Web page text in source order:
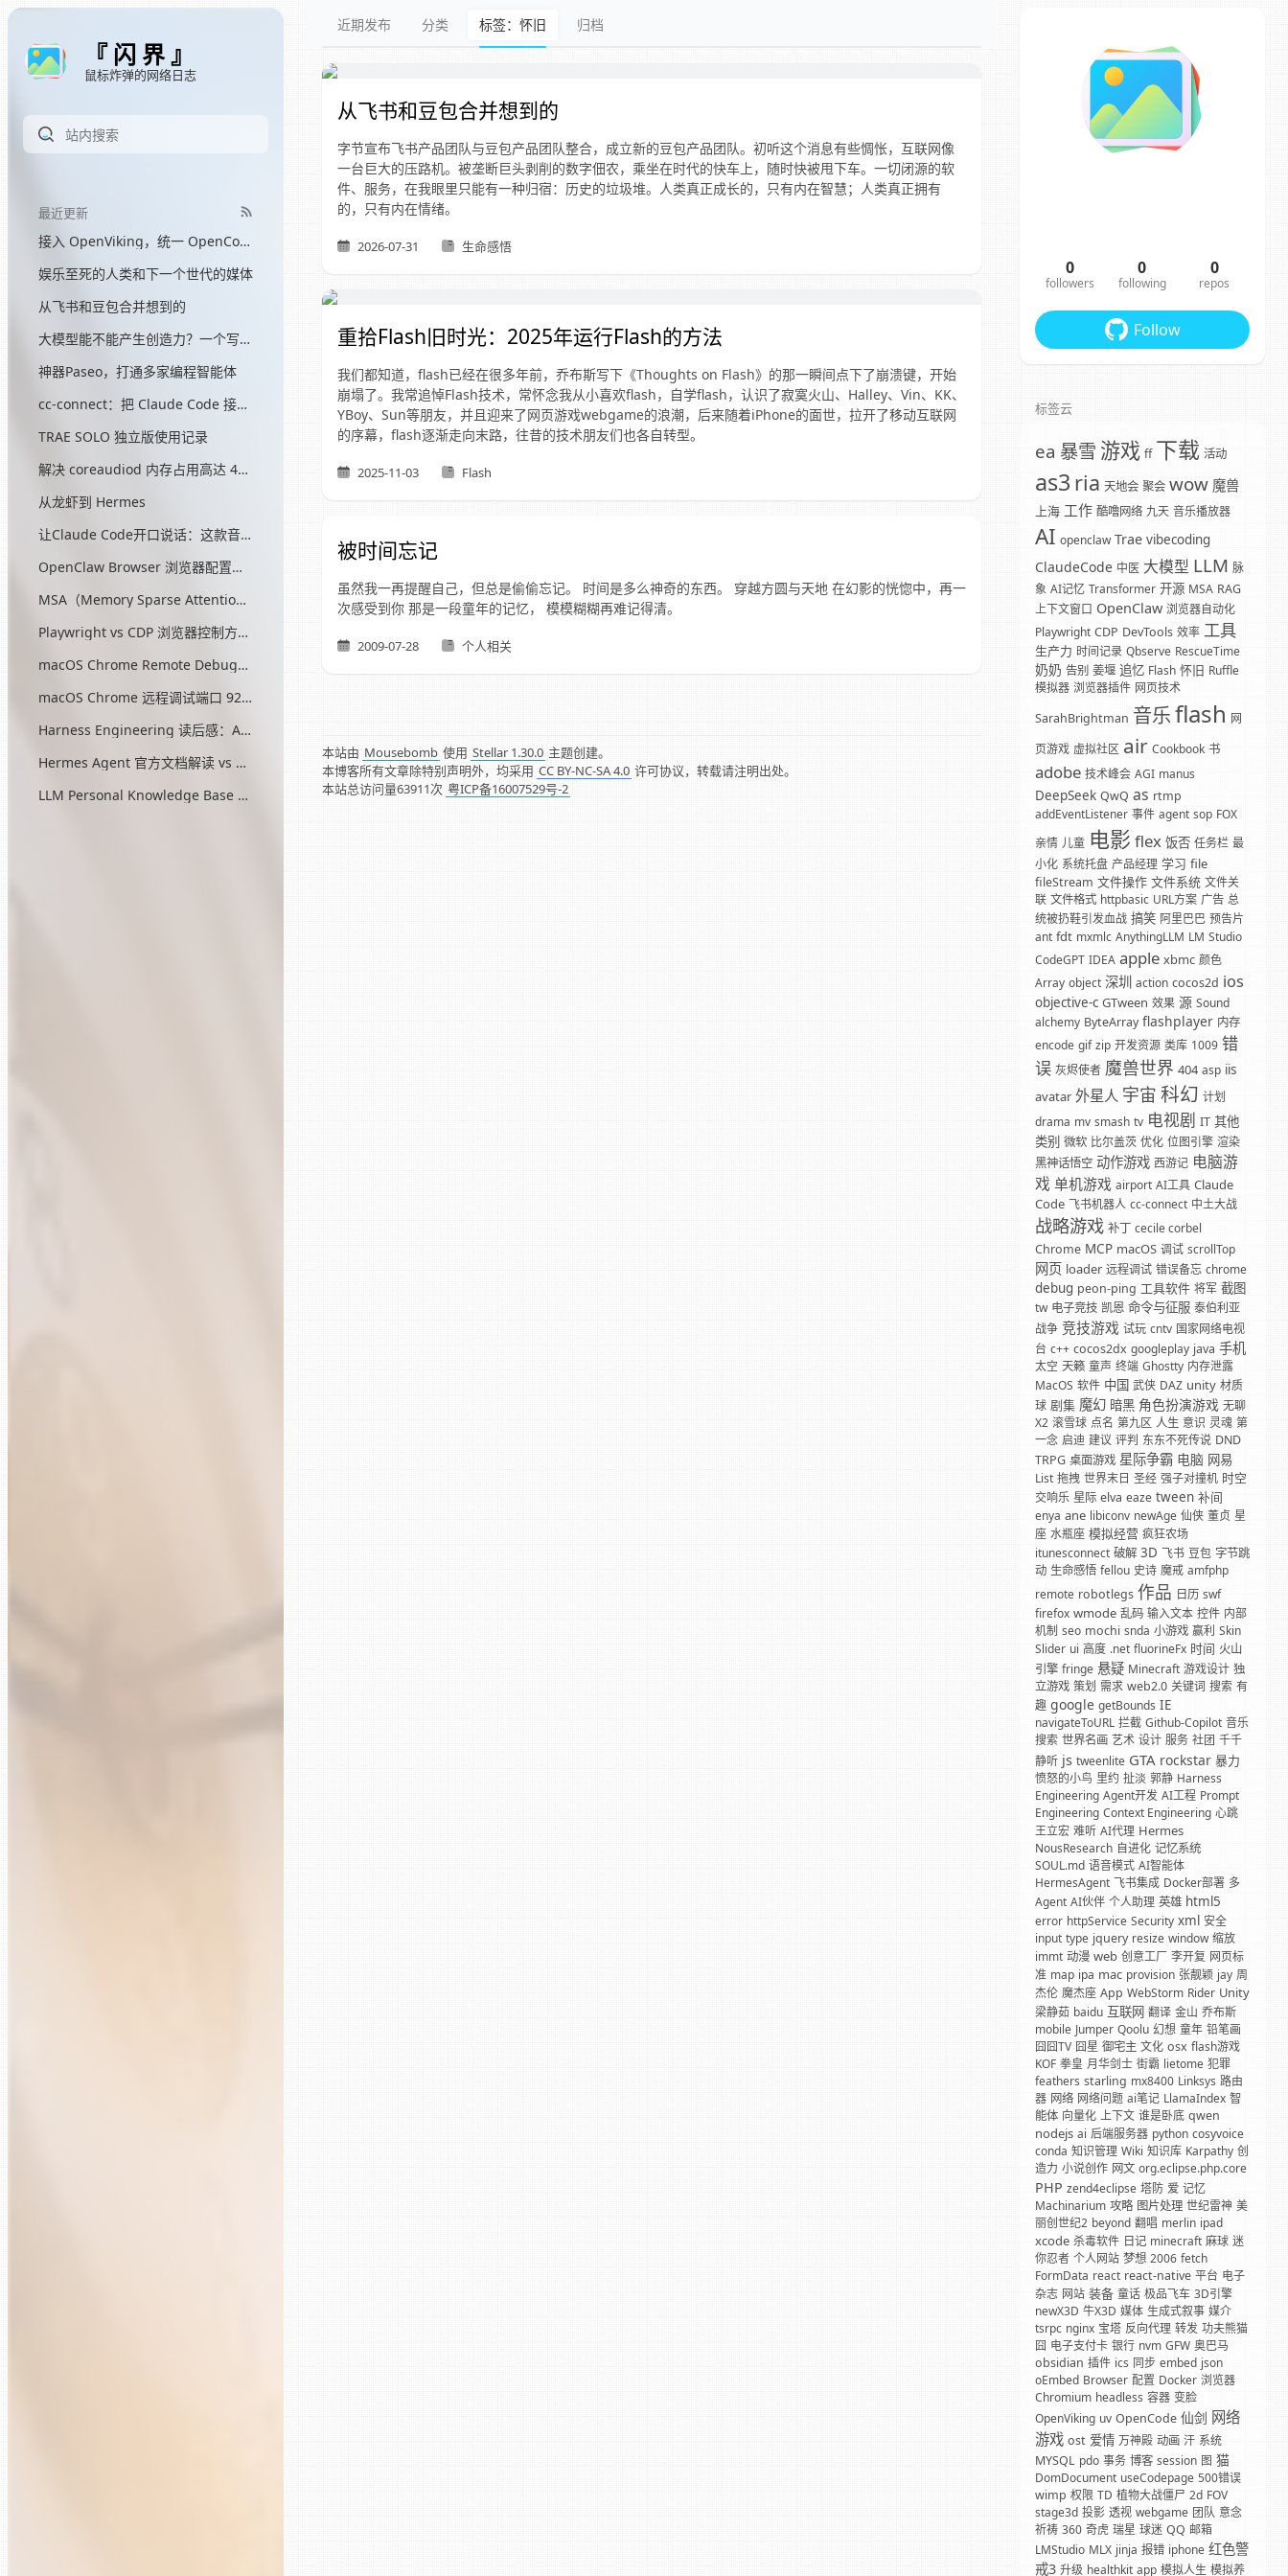
『 闪 界 』
鼠标炸弹的网络日志
最近更新
接入 OpenViking，统一 OpenCode 和 Hermes 的记忆
娱乐至死的人类和下一个世代的媒体
从飞书和豆包合并想到的
大模型能不能产生创造力？一个写了三个月网文的程序员的答案
神器Paseo，打通多家编程智能体
cc-connect：把 Claude Code 接入飞书
TRAE SOLO 独立版使用记录
解决 coreaudiod 内存占用高达 45G 的问题
从龙虾到 Hermes
让Claude Code开口说话：这款音效插件让我把编程玩成了游戏
OpenClaw Browser 浏览器配置指南
MSA（Memory Sparse Attention）— 突破 AI 记忆瓶颈的开源方案
Playwright vs CDP 浏览器控制方式对比
macOS Chrome Remote Debugging 配置
macOS Chrome 远程调试端口 9222 启动问题与最终解决方案
Harness Engineering 读后感：AI工程的第三次范式转移
Hermes Agent 官方文档解读 vs OpenClaw
LLM Personal Knowledge Base Pattern (Karpathy)
近期发布 分类 标签：怀旧 归档
从飞书和豆包合并想到的
字节宣布飞书产品团队与豆包产品团队整合，成立新的豆包产品团队。初听这个消息有些惆怅，互联网像
一台巨大的压路机。被垄断巨头剥削的数字佃农，乘坐在时代的快车上，随时快被甩下车。一切闭源的软
件、服务，在我眼里只能有一种归宿：历史的垃圾堆。人类真正成长的，只有内在智慧；人类真正拥有
的，只有内在情绪。
2026-07-31 生命感悟
重拾Flash旧时光：2025年运行Flash的方法
我们都知道，flash已经在很多年前，乔布斯写下《Thoughts on Flash》的那一瞬间点下了崩溃键，开始
崩塌了。我常追悼Flash技术，常怀念我从小喜欢flash，自学flash，认识了寂寞火山、Halley、Vin、KK、
YBoy、Sun等朋友，并且迎来了网页游戏webgame的浪潮，后来随着iPhone的面世，拉开了移动互联网
的序幕，flash逐渐走向末路，往昔的技术朋友们也各自转型。
2025-11-03 Flash
被时间忘记
虽然我一再提醒自己，但总是偷偷忘记。 时间是多么神奇的东西。 穿越方圆与天地 在幻影的恍惚中，再一
次感受到你 那是一段童年的记忆， 模模糊糊再难记得清。
2009-07-28 个人相关
本站由 Mousebomb 使用 Stellar 1.30.0 主题创建。
本博客所有文章除特别声明外，均采用 CC BY-NC-SA 4.0 许可协议，转载请注明出处。
本站总访问量63911次 粤ICP备16007529号-2
0
followers
0
following
0
repos
Follow
标签云
ea 暴雪 游戏 ff 下载 活动
as3 ria 天地会 聚会 wow 魔兽
上海 工作 酷噜网络 九天 音乐播放器
AI openclaw Trae vibecoding
ClaudeCode 中医 大模型 LLM 脉
象 AI记忆 Transformer 开源 MSA RAG
上下文窗口 OpenClaw 浏览器自动化
Playwright CDP DevTools 效率 工具
生产力 时间记录 Qbserve RescueTime
奶奶 告别 姜堰 追忆 Flash 怀旧 Ruffle
模拟器 浏览器插件 网页技术
SarahBrightman 音乐flash 网
页游戏 虚拟社区 air Cookbook 书
adobe 技术峰会 AGI manus
DeepSeek QwQ as rtmp
addEventListener 事件 agent sop FOX
亲情 儿童 电影 flex 饭否 任务栏 最
小化 系统托盘 产品经理 学习 file
fileStream 文件操作 文件系统 文件关
联 文件格式 httpbasic URL方案 广告 总
统被扔鞋引发血战 搞笑 阿里巴巴 预告片
ant fdt mxmlc AnythingLLM LM Studio
CodeGPT IDEA apple xbmc 颜色
Array object 深圳 action cocos2d ios
objective-c GTween 效果 源 Sound
alchemy ByteArray flashplayer 内存
encode gif zip 开发资源 类库 1009 错
误 灰烬使者 魔兽世界 404 asp iis
avatar 外星人 宇宙 科幻 计划
drama mv smash tv 电视剧 IT 其他
类别 微软 比尔盖茨 优化 位图引擎 渲染
黑神话悟空 动作游戏 西游记 电脑游
戏 单机游戏 airport AI工具 Claude
Code 飞书机器人 cc-connect 中土大战
战略游戏 补丁 cecile corbel
Chrome MCP macOS 调试 scrollTop
网页 loader 远程调试 错误备忘 chrome
debug peon-ping 工具软件 将军 截图
tw 电子竞技 凯恩 命令与征服 泰伯利亚
战争 竞技游戏 试玩 cntv 国家网络电视
台 c++ cocos2dx googleplay java 手机
太空 天籁 童声 终端 Ghostty 内存泄露
MacOS 软件 中国 武侠 DAZ unity 材质
球 剧集 魔幻 暗黑 角色扮演游戏 无聊
X2 滚雪球 点名 第九区 人生 意识 灵魂 第
一念 启迪 建议 评判 东东不死传说 DND
TRPG 桌面游戏 星际争霸 电脑 网易
List 拖拽 世界末日 圣经 强子对撞机 时空
交响乐 星际 elva eaze tween 补间
enya ane libiconv newAge 仙侠 董贞 星
座 水瓶座 模拟经营 疯狂农场
itunesconnect 破解 3D 飞书 豆包 字节跳
动 生命感悟 fellou 史诗 魔戒 amfphp
remote robotlegs 作品 日历 swf
firefox wmode 乱码 输入文本 控件 内部
机制 seo mochi snda 小游戏 赢利 Skin
Slider ui 高度 .net fluorineFx 时间 火山
引擎 fringe 悬疑 Minecraft 游戏设计 独
立游戏 策划 需求 web2.0 关键词 搜索 有
趣 google getBounds IE
navigateToURL 拦截 Github-Copilot 音乐
搜索 世界名画 艺术 设计 服务 社团 千千
静听 js tweenlite GTA rockstar 暴力
愤怒的小鸟 里约 扯淡 郭静 Harness
Engineering Agent开发 AI工程 Prompt
Engineering Context Engineering 心跳
王立宏 难听 AI代理 Hermes
NousResearch 自进化 记忆系统
SOUL.md 语音模式 AI智能体
HermesAgent 飞书集成 Docker部署 多
Agent AI伙伴 个人助理 英雄 html5
error httpService Security xml 安全
input type jquery resize window 缩放
immt 动漫 web 创意工厂 李开复 网页标
准 map ipa mac provision 张靓颖 jay 周
杰伦 魔杰座 App WebStorm Rider Unity
梁静茹 baidu 互联网 翻译 金山 乔布斯
mobile Jumper Qoolu 幻想 童年 铅笔画
囧囧TV 囧星 御宅主 文化 osx flash游戏
KOF 拳皇 月华剑士 街霸 lietome 犯罪
feathers starling mx8400 Linksys 路由
器 网络 网络问题 ai笔记 LlamaIndex 智
能体 向量化 上下文 谁是卧底 qwen
nodejs ai 后端服务器 python cosyvoice
conda 知识管理 Wiki 知识库 Karpathy 创
造力 小说创作 网文 org.eclipse.php.core
PHP zend4eclipse 塔防 爱 记忆
Machinarium 攻略 图片处理 世纪雷神 美
丽创世纪2 beyond 翻唱 merlin ipad
xcode 杀毒软件 日记 minecraft 麻球 迷
你忍者 个人网站 梦想 2006 fetch
FormData react react-native 平台 电子
杂志 网站 装备 童话 极品飞车 3D引擎
newX3D 牛X3D 媒体 生成式叙事 媒介
tsrpc nginx 宝塔 反向代理 转发 功夫熊猫
囧 电子支付卡 银行 nvm GFW 奥巴马
obsidian 插件 ics 同步 embed json
oEmbed Browser 配置 Docker 浏览器
Chromium headless 容器 变脸
OpenViking uv OpenCode 仙剑 网络
游戏 ost 爱情 万神殿 动画 汗 系统
MYSQL pdo 事务 博客 session 图 猫
DomDocument useCodepage 500错误
wimp 权限 TD 植物大战僵尸 2d FOV
stage3d 投影 透视 webgame 团队 意念
祈祷 360 奇虎 瑞星 球迷 QQ 邮箱
LMStudio MLX jinja 报错 iphone 红色警
戒3 升级 healthkit app 模拟人生 模拟养